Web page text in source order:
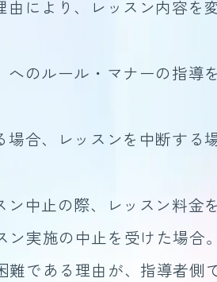
由により、レッスン内容を
へのルール・マナーの指導
場合、レッスンを中断する
ン中止の際、レッスン料金
実施の中止を受けた場合。
である理由が、指導者側